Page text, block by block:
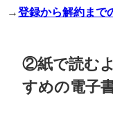
→登録から解約まで
②紙で読む
すめの電子